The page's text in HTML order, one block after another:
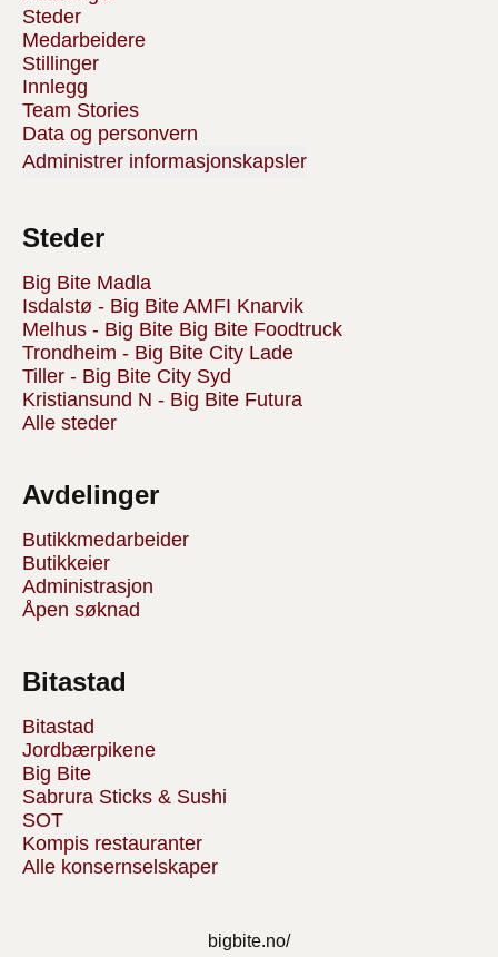
Steder
Medarbeidere
Stillinger
Innlegg
Team Stories
Data og personvern
Administrer informasjonskapsler
Steder
Big Bite Madla
Isdalstø - Big Bite AMFI Knarvik
Melhus - Big Bite Big Bite Foodtruck
Trondheim - Big Bite City Lade
Tiller - Big Bite City Syd
Kristiansund N - Big Bite Futura
Alle steder
Avdelinger
Butikkmedarbeider
Butikkeier
Administrasjon
Åpen søknad
Bitastad
Bitastad
Jordbærpikene
Big Bite
Sabrura Sticks & Sushi
SOT
Kompis restauranter
Alle konsernselskaper
bigbite.no/